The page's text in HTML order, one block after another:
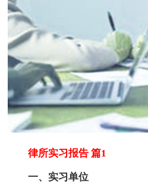
律所实习报告 篇1
一、实习单位